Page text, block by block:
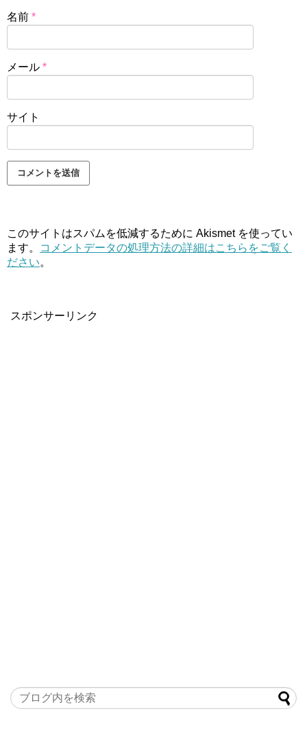
名前 *
メール *
サイト
このサイトはスパムを低減するために Akismet を使ってい
ます。
コメントデータの処理方法の詳細はこちらをご覧く
ださい。
スポンサーリンク